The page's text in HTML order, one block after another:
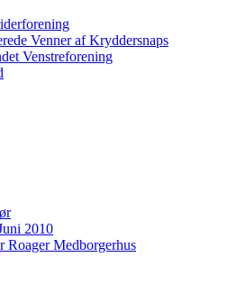
Venner af Kryddersnaps
Venstreforening
2010
Roager Medborgerhus